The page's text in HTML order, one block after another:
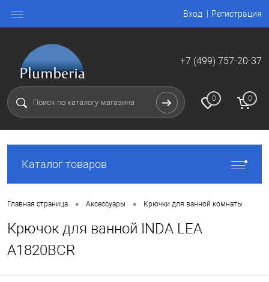
Вход Регистрация
+7 (499) 757-20-37
0 0
Каталог товаров
Главная страница • Аксессуары • Крючки для ванной комнаты
Крючок для ванной INDA LEA
A1820BCR